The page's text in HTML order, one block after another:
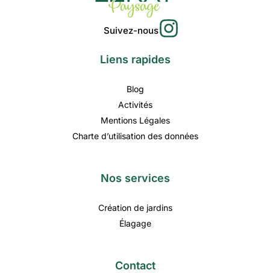
Suivez-nous
Liens rapides
Blog
Activités
Mentions Légales
Charte d’utilisation des données
Nos services
Création de jardins
Élagage
Contact